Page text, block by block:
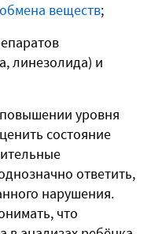
веществ;
линезолида) и
уровня
состояние
ответить,
нарушения.
что